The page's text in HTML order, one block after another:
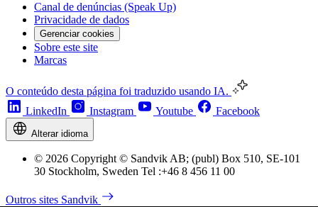
Canal de denúncias (Speak Up)
Privacidade de dados
Gerenciar cookies
Sobre este site
Marcas
O conteúdo desta página foi traduzido usando IA.
LinkedIn
Instagram Youtube Facebook
Alterar idioma
© 2026 Copyright © Sandvik AB; (publ) Box 510, SE-101
30 Stockholm, Sweden Tel :+46 8 456 11 00
Outros sites Sandvik